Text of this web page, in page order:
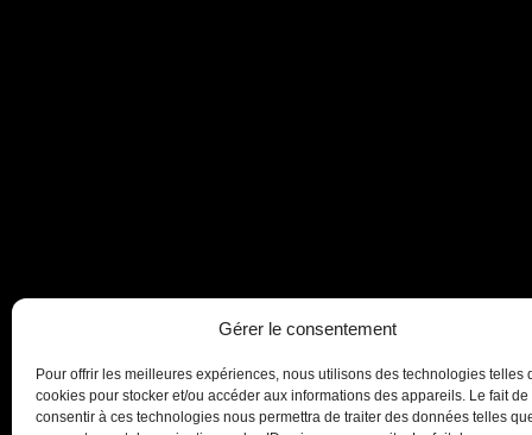
Gérer le consentement
Pour offrir les meilleures expériences, nous utilisons des technologies telles
cookies pour stocker et/ou accéder aux informations des appareils. Le fait de
consentir à ces technologies nous permettra de traiter des données telles